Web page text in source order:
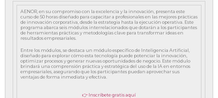
AENOR, en su compromiso con la excelencia y la innovación, presenta este
curso de 50 horas diseñado para capacitar a profesionales en las mejores prácticas
de innovación corporativa, desde la estrategia hasta la ejecución operativa. Este
programa abarca seis módulos interrelacionados que dotarán a los participantes
de herramientas prácticas y metodologías clave para transformar ideas en
resultados empresariales.
Entre los módulos, se destaca un módulo específico de Inteligencia Artificial,
diseñado para explorar cómo esta tecnología puede potenciar la innovación,
optimizar procesos y generar nuevas oportunidades de negocio. Este módulo
brindará una comprensión práctica y estratégica del uso de la IA en entornos
empresariales, asegurando que los participantes puedan aprovechar sus
ventajas de forma inmediata y efectiva.
👉 Inscríbete gratis aquí